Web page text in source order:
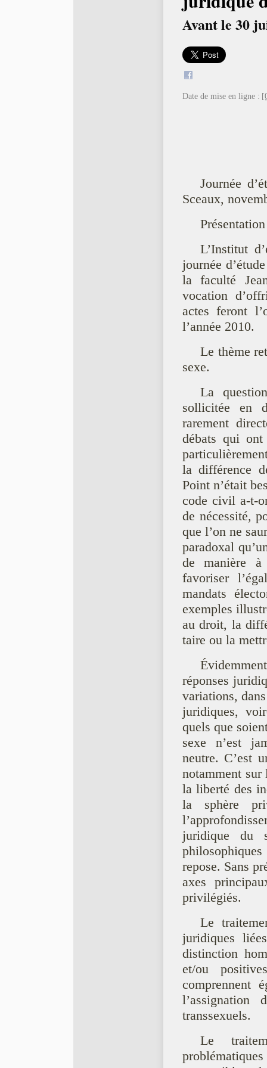
Avant le 30
Date de mise en ligne :
Journée
Sceaux,
L’Institut
journée
la faculté
vocation
actes feront
l’année 2010.
Le thème
sexe.
La
sollicitée en
rarement
débats qui ont
la différence
Point n’était
code civil a-t-
de nécessité,
que l’on ne
paradoxal
de manière à
favoriser
mandats
exemples
au droit, la
taire ou la
réponses
variations,
juridiques,
quels que
sexe n’est
neutre. C’est
notamment sur
la liberté des
la sphère
juridique du
repose. Sans
axes
privilégiés.
Le
juridiques
distinction
et/ou
comprennent
l’assignation
transsexuels.
Le